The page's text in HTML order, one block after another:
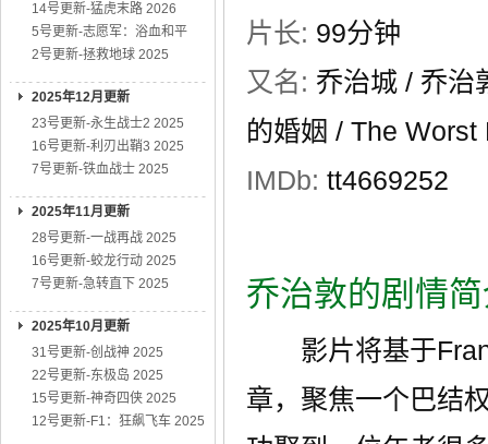
14号更新-猛虎末路 2026
5号更新-志愿军：浴血和平
2号更新-拯救地球 2025
2025年12月更新
23号更新-永生战士2 2025
16号更新-利刃出鞘3 2025
7号更新-铁血战士 2025
2025年11月更新
28号更新-一战再战 2025
16号更新-蛟龙行动 2025
7号更新-急转直下 2025
2025年10月更新
31号更新-创战神 2025
22号更新-东极岛 2025
15号更新-神奇四侠 2025
12号更新-F1：狂飙飞车 2025
片长: 99分钟
又名: 乔治城 / 乔治
的婚姻 / The
IMDb: tt4669252
乔治敦的剧情
影片将基于
章，聚焦一个巴结